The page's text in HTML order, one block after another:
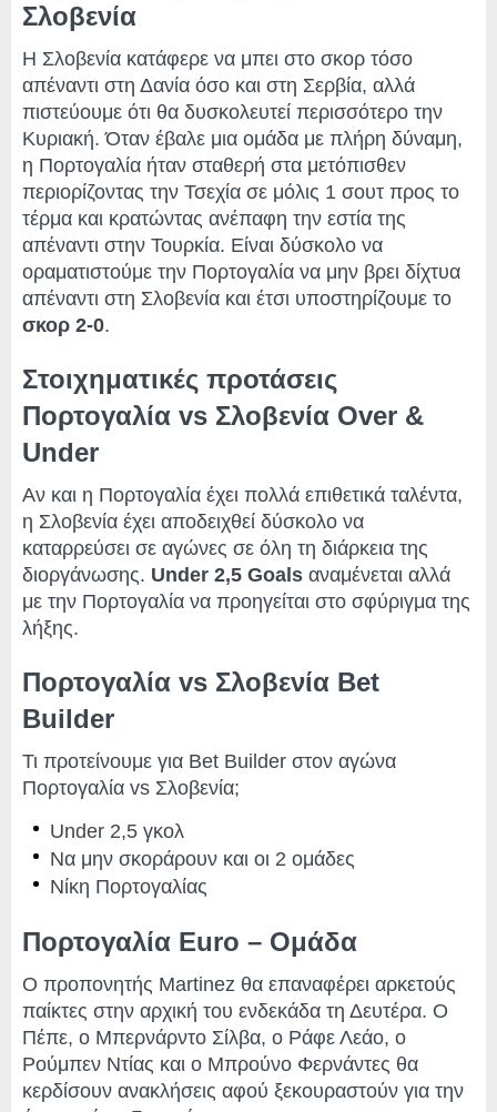
Σλοβενία
Η Σλοβενία ​​κατάφερε να μπει στο σκορ τόσο
απέναντι στη Δανία όσο και στη Σερβία, αλλά
πιστεύουμε ότι θα δυσκολευτεί περισσότερο την
Κυριακή. Όταν έβαλε μια ομάδα με πλήρη δύναμη,
η Πορτογαλία ήταν σταθερή στα μετόπισθεν
περιορίζοντας την Τσεχία σε μόλις 1 σουτ προς το
τέρμα και κρατώντας ανέπαφη την εστία της
απέναντι στην Τουρκία. Είναι δύσκολο να
οραματιστούμε την Πορτογαλία να μην βρει δίχτυα
απέναντι στη Σλοβενία ​​και έτσι υποστηρίζουμε το
σκορ 2-0.
Στοιχηματικές προτάσεις
Πορτογαλία vs Σλοβενία Over &
Under
Αν και η Πορτογαλία έχει πολλά επιθετικά ταλέντα,
η Σλοβενία ​​έχει αποδειχθεί δύσκολο να
καταρρεύσει σε αγώνες σε όλη τη διάρκεια της
διοργάνωσης. Under 2,5 Goals αναμένεται αλλά
με την Πορτογαλία να προηγείται στο σφύριγμα της
λήξης.
Πορτογαλία vs Σλοβενία Bet
Builder
Τι προτείνουμε για Bet Builder στον αγώνα
Πορτογαλία vs Σλοβενία;
Under 2,5 γκολ
Να μην σκοράρουν και οι 2 ομάδες
Νίκη Πορτογαλίας
Πορτογαλία Euro – Ομάδα
Ο προπονητής Martinez θα επαναφέρει αρκετούς
παίκτες στην αρχική του ενδεκάδα τη Δευτέρα. Ο
Πέπε, ο Μπερνάρντο Σίλβα, ο Ράφε Λεάο, ο
Ρούμπεν Ντίας και ο Μπρούνο Φερνάντες θα
κερδίσουν ανακλήσεις αφού ξεκουραστούν για την